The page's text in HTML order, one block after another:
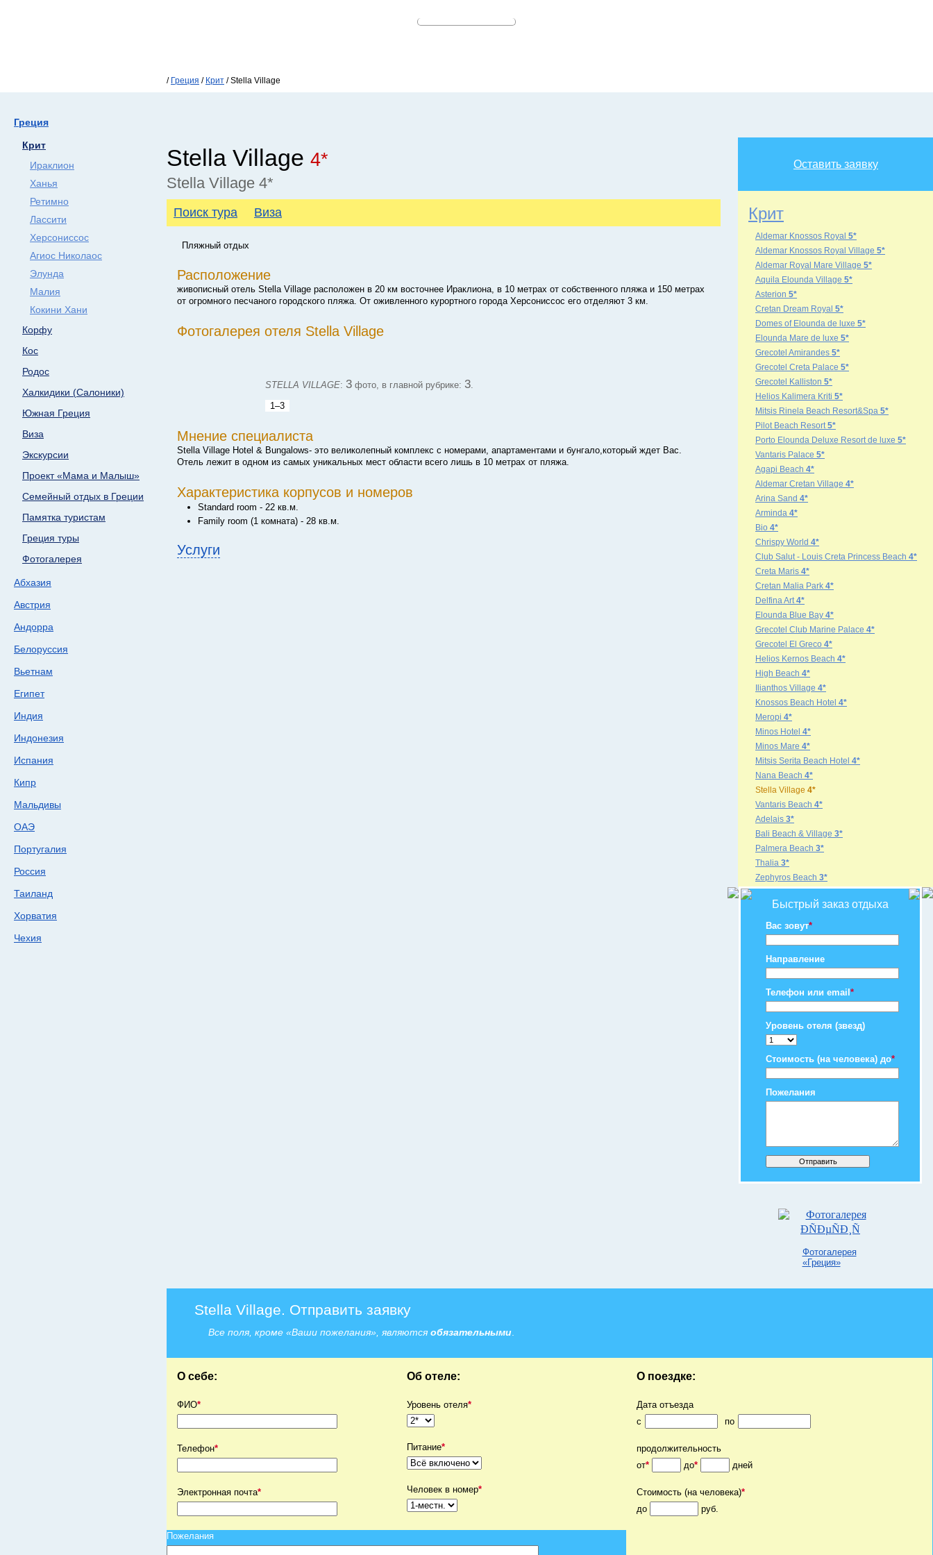
/ Греция / Крит / Stella Village
Греция
Крит
Ираклион
Ханья
Ретимно
Лассити
Херсониссос
Агиос Николаос
Элунда
Малия
Кокини Хани
Корфу
Кос
Родос
Халкидики (Салоники)
Южная Греция
Виза
Экскурсии
Проект «Мама и Малыш»
Семейный отдых в Греции
Памятка туристам
Греция туры
Фотогалерея
Абхазия
Австрия
Андорра
Белоруссия
Вьетнам
Египет
Индия
Индонезия
Испания
Кипр
Мальдивы
ОАЭ
Португалия
Россия
Таиланд
Хорватия
Чехия
Stella Village 4*
Stella Village 4*
Поиск тура Виза
Пляжный отдых
Расположение
живописный отель Stella Village расположен в 20 км восточнее Ираклиона, в 10 метрах от собственного пляжа и 150 метрах
от огромного песчаного городского пляжа. От оживленного курортного города Херсониссос его отделяют 3 км.
Фотогалерея отеля Stella Village
STELLA VILLAGE: 3фото, в главной рубрике: 3.
1–3
Мнение специалиста
Stella Village Hotel & Bungalows- это великолепный комплекс с номерами, апартаментами и бунгало,который ждет Вас.
Отель лежит в одном из самых уникальных мест области всего лишь в 10 метрах от пляжа.
Характеристика корпусов и номеров
Standard room - 22 кв.м.
Family room (1 комната) - 28 кв.м.
Услуги
Оставить заявку
Крит
Aldemar Knossos Royal 5*
Aldemar Knossos Royal Village 5*
Aldemar Royal Mare Village 5*
Aquila Elounda Village 5*
Asterion 5*
Cretan Dream Royal 5*
Domes of Elounda de luxe 5*
Elounda Mare de luxe 5*
Grecotel Amirandes 5*
Grecotel Creta Palace 5*
Grecotel Kalliston 5*
Helios Kalimera Kriti 5*
Mitsis Rinela Beach Resort&Spa 5*
Pilot Beach Resort5*
Porto Elounda Deluxe Resort de luxe 5*
Vantaris Palace 5*
Agapi Beach 4*
Aldemar Cretan Village 4*
Arina Sand 4*
Arminda 4*
Bio 4*
Chrispy World 4*
Club Salut - Louis Creta Princess Beach 4*
Creta Maris 4*
Cretan Malia Park 4*
Delfina Art4*
Elounda Blue Bay 4*
Grecotel Club Marine Palace 4*
Grecotel El Greco 4*
Helios Kernos Beach 4*
High Beach 4*
Ilianthos Village 4*
Knossos Beach Hotel 4*
Meropi 4*
Minos Hotel 4*
Minos Mare 4*
Mitsis Serita Beach Hotel 4*
Nana Beach 4*
Stella Village 4*
Vantaris Beach 4*
Adelais 3*
Bali Beach & Village 3*
Palmera Beach 3*
Thalia 3*
Zephyros Beach 3*
Быстрый заказ отдыха
Вас зовут*
Направление
Телефон или email *
Уровень отеля (звезд)
Стоимость (на человека) до*
Пожелания
Фотогалерея
«Греция»
Stella Village. Отправить заявку
Все поля, кроме «Ваши пожелания», являются обязательными.
О себе:
ФИО*
Телефон*
Электронная почта*
Об отеле:
Уровень отеля*
Питание*
Человек в номер*
О поездке:
Дата отъезда
c
по
продолжительность
от* до* дней
Стоимость (на человека)*
до
руб.
Пожелания